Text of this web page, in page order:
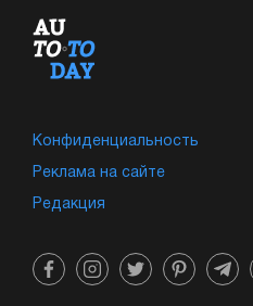
Конфиденциальность
Реклама на сайте
Редакция